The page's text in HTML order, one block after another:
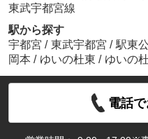
東武宇都宮線
駅から探す
宇都宮 / 東武宇都宮 / 駅東
岡本 / ゆいの杜東 / ゆいの
電話